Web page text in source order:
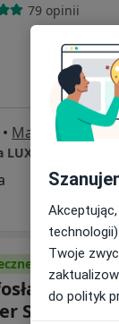
79 opinii
• Mapa
płatności
Sp. z o.o.
Twoje
do polityk